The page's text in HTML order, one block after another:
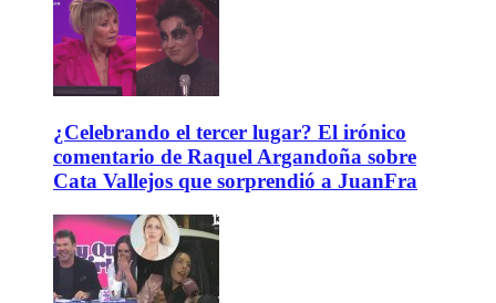
¿Celebrando el tercer lugar? El irónico
comentario de Raquel Argandoña sobre
Cata Vallejos que sorprendió a JuanFra